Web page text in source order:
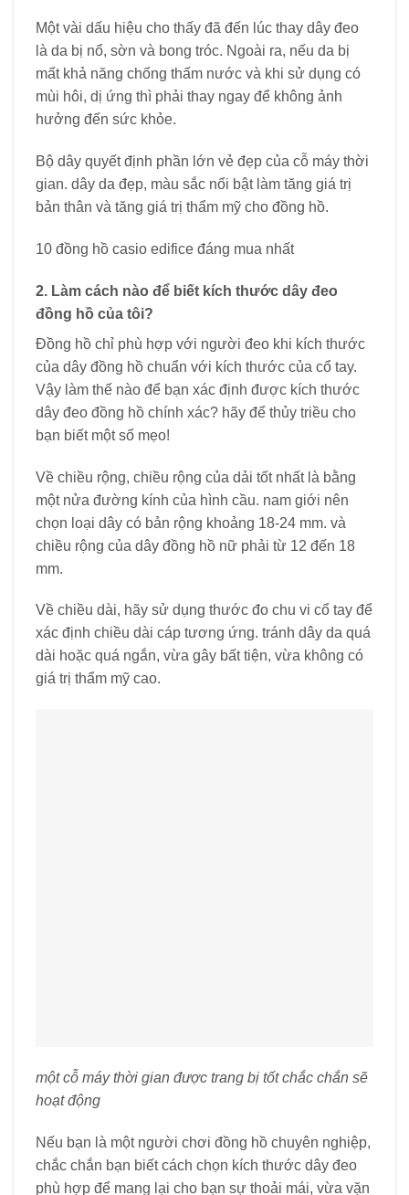
Một vài dấu hiệu cho thấy đã đến lúc thay dây đeo
là da bị nổ, sờn và bong tróc. Ngoài ra, nếu da bị
mất khả năng chống thấm nước và khi sử dụng có
mùi hôi, dị ứng thì phải thay ngay để không ảnh
hưởng đến sức khỏe.
Bộ dây quyết định phần lớn vẻ đẹp của cỗ máy thời
gian. dây da đẹp, màu sắc nổi bật làm tăng giá trị
bản thân và tăng giá trị thẩm mỹ cho đồng hồ.
10 đồng hồ casio edifice đáng mua nhất
2. Làm cách nào để biết kích thước dây đeo
đồng hồ của tôi?
Đồng hồ chỉ phù hợp với người đeo khi kích thước
của dây đồng hồ chuẩn với kích thước của cổ tay.
Vậy làm thế nào để bạn xác định được kích thước
dây đeo đồng hồ chính xác? hãy để thủy triều cho
bạn biết một số mẹo!
Về chiều rộng, chiều rộng của dải tốt nhất là bằng
một nửa đường kính của hình cầu. nam giới nên
chọn loại dây có bản rộng khoảng 18-24 mm. và
chiều rộng của dây đồng hồ nữ phải từ 12 đến 18
mm.
Về chiều dài, hãy sử dụng thước đo chu vi cổ tay để
xác định chiều dài cáp tương ứng. tránh dây da quá
dài hoặc quá ngắn, vừa gây bất tiện, vừa không có
giá trị thẩm mỹ cao.
một cỗ máy thời gian được trang bị tốt chắc chắn sẽ
hoạt động
Nếu bạn là một người chơi đồng hồ chuyên nghiệp,
chắc chắn bạn biết cách chọn kích thước dây đeo
phù hợp để mang lại cho bạn sự thoải mái, vừa vặn